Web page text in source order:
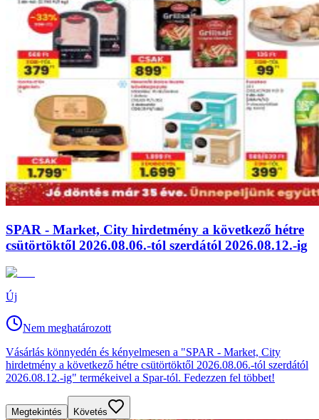
SPAR - Market, City hirdetmény a következő hétre
csütörtöktől 2026.08.06.-tól szerdától 2026.08.12.-ig
Új
Nem meghatározott
Vásárlás könnyedén és kényelmesen a "SPAR - Market, City
hirdetmény a következő hétre csütörtöktől 2026.08.06.-tól szerdától
2026.08.12.-ig" termékeivel a Spar-tól. Fedezzen fel többet!
Megtekintés Követés